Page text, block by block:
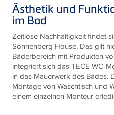
Ästhetik und
im Bad
Zeitlose Nachhaltigkeit findet
Sonnenberg House. Das gilt
Bäderbereich mit Produkten
integriert sich dasTECE WC-
in das Mauerwerk des Bades.
Montage von Waschtisch und
einem einzelnen Monteur